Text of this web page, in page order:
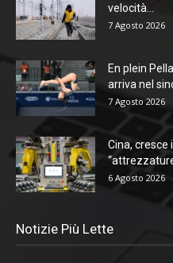
velocità...
7 Agosto 2026
En plein
arriva nel
7 Agosto 2026
Cina, cresce
6 Agosto 2026
Notizie Più Lette